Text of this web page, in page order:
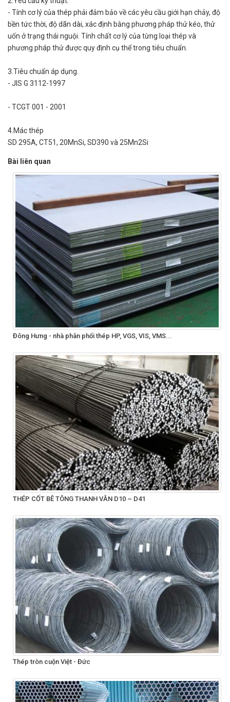
- Tính cơ lý của thép phải đảm bảo về các yêu cầu giới hạn chảy, độ
bền tức thời, độ dãn dài, xác định bằng phương pháp thử kéo, thử
uốn ở trạng thái nguội. Tính chất cơ lý của từng loại thép và
phương pháp thử được quy định cụ thể trong tiêu chuẩn.
3.Tiêu chuẩn áp dụng.
- JIS G 3112-1997
- TCGT 001 - 2001
4.Mác thép
SD 295A, CT51, 20MnSi, SD390 và 25Mn2Si
Bài liên quan
Đông Hưng - nhà phân phối thép HP, VGS, VIS, VMS...
THÉP CỐT BÊ TÔNG THANH VẰN D10 ~ D41
Thép tròn cuộn Việt - Đức